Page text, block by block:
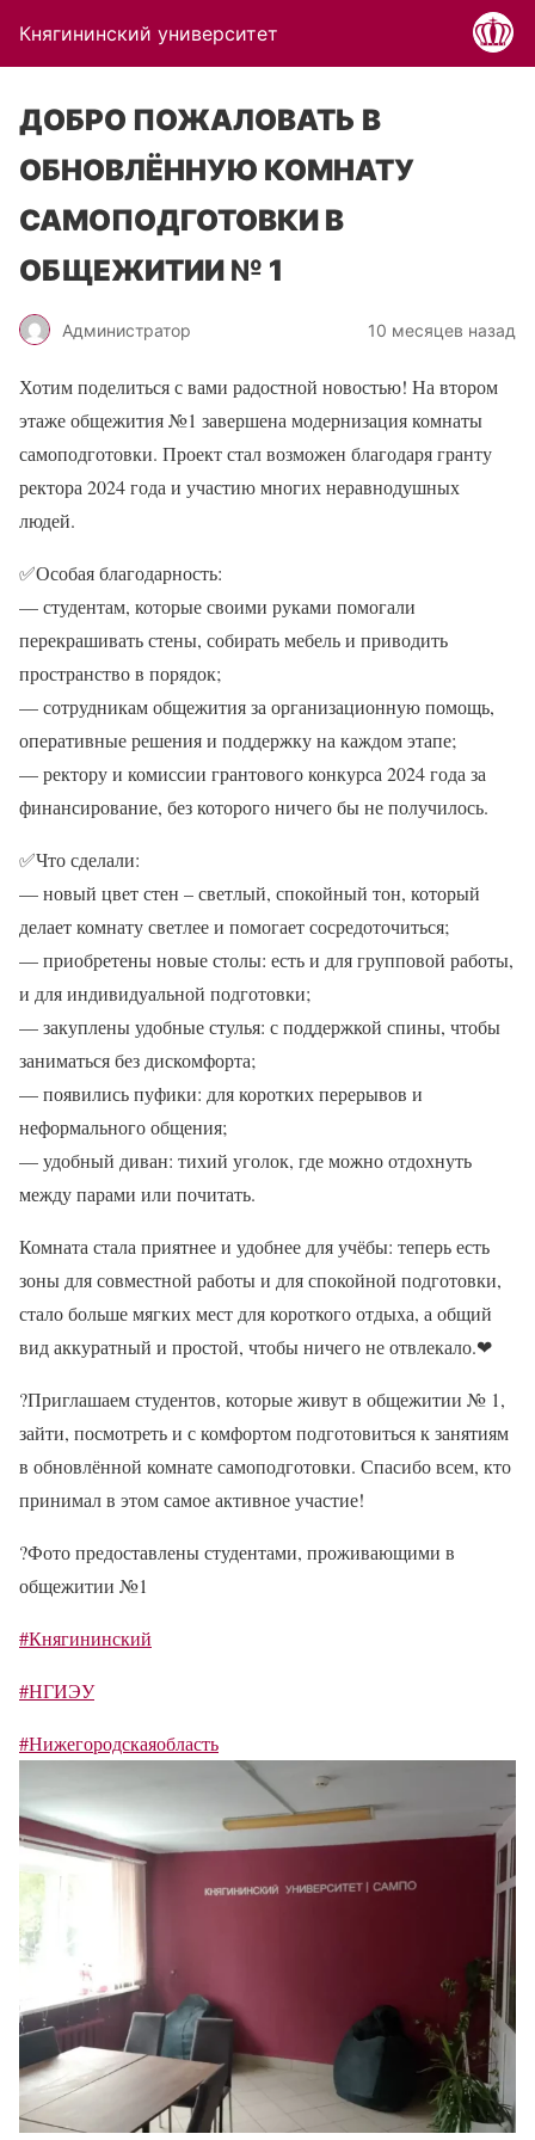
Княгининский университет
ДОБРО ПОЖАЛОВАТЬ В
ОБНОВЛЁННУЮ КОМНАТУ
САМОПОДГОТОВКИ В
ОБЩЕЖИТИИ № 1
Администратор 10 месяцев назад
Хотим поделиться с вами радостной новостью! На втором
этаже общежития №1 завершена модернизация комнаты
самоподготовки. Проект стал возможен благодаря гранту
ректора 2024 года и участию многих неравнодушных
людей.
✅Особая благодарность:
— студентам, которые своими руками помогали
перекрашивать стены, собирать мебель и приводить
пространство в порядок;
— сотрудникам общежития за организационную помощь,
оперативные решения и поддержку на каждом этапе;
— ректору и комиссии грантового конкурса 2024 года за
финансирование, без которого ничего бы не получилось.
✅Что сделали:
— новый цвет стен – светлый, спокойный тон, который
делает комнату светлее и помогает сосредоточиться;
— приобретены новые столы: есть и для групповой работы,
и для индивидуальной подготовки;
— закуплены удобные стулья: с поддержкой спины, чтобы
заниматься без дискомфорта;
— появились пуфики: для коротких перерывов и
неформального общения;
— удобный диван: тихий уголок, где можно отдохнуть
между парами или почитать.
Комната стала приятнее и удобнее для учёбы: теперь есть
зоны для совместной работы и для спокойной подготовки,
стало больше мягких мест для короткого отдыха, а общий
вид аккуратный и простой, чтобы ничего не отвлекало.❤
?Приглашаем студентов, которые живут в общежитии № 1,
зайти, посмотреть и с комфортом подготовиться к занятиям
в обновлённой комнате самоподготовки. Спасибо всем, кто
принимал в этом самое активное участие!
?Фото предоставлены студентами, проживающими в
общежитии №1
#Княгининский
#НГИЭУ
#Нижегородскаяобласть